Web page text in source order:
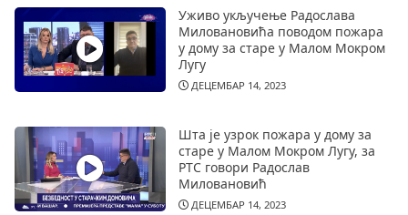
Уживо укључење Радослава
Миловановића поводом пожара
у дому за старе у Малом Мокром
Лугу
ДЕЦЕМБАР 14, 2023
Шта је узрок пожара у дому за
старе у Малом Мокром Лугу, за
РТС говори Радослав
Миловановић
ДЕЦЕМБАР 14, 2023